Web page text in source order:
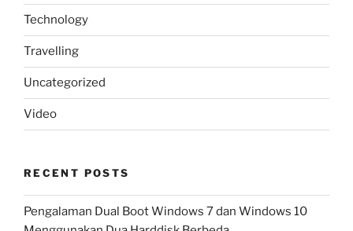
Technology
Travelling
Uncategorized
Video
RECENT POSTS
Pengalaman Dual Boot Windows 7 dan Windows 10